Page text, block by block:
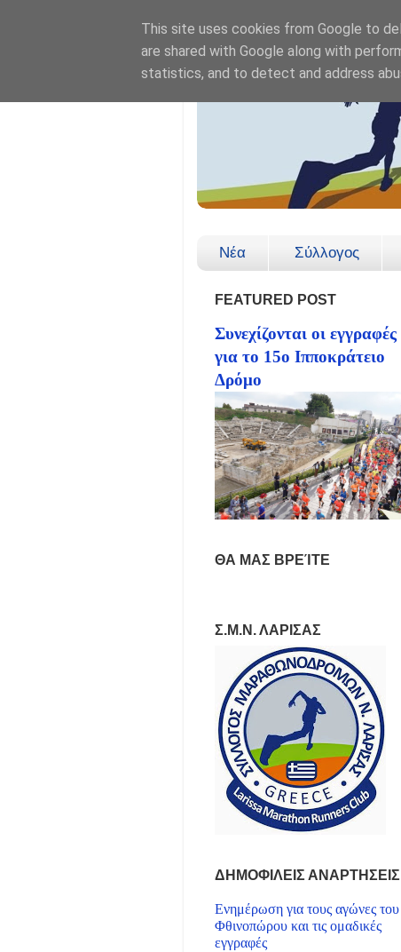
Νέα Σύλλογος
FEATURED POST
Συνεχίζονται οι εγγραφές
για το 15ο Ιπποκράτειο
Δρόμο
ΘΑ ΜΑΣ ΒΡΕΊΤΕ
Σ.Μ.Ν. ΛΑΡΙΣΑΣ
ΔΗΜΟΦΙΛΕΙΣ ΑΝΑΡΤΗΣΕΙΣ
Ενημέρωση για τους αγώνες του
Φθινοπώρου και τις ομαδικές
εγγραφές
This site uses cookies from Google to
are shared with Google along with
statistics, and to detect and address